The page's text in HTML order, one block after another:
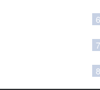
6
7
8